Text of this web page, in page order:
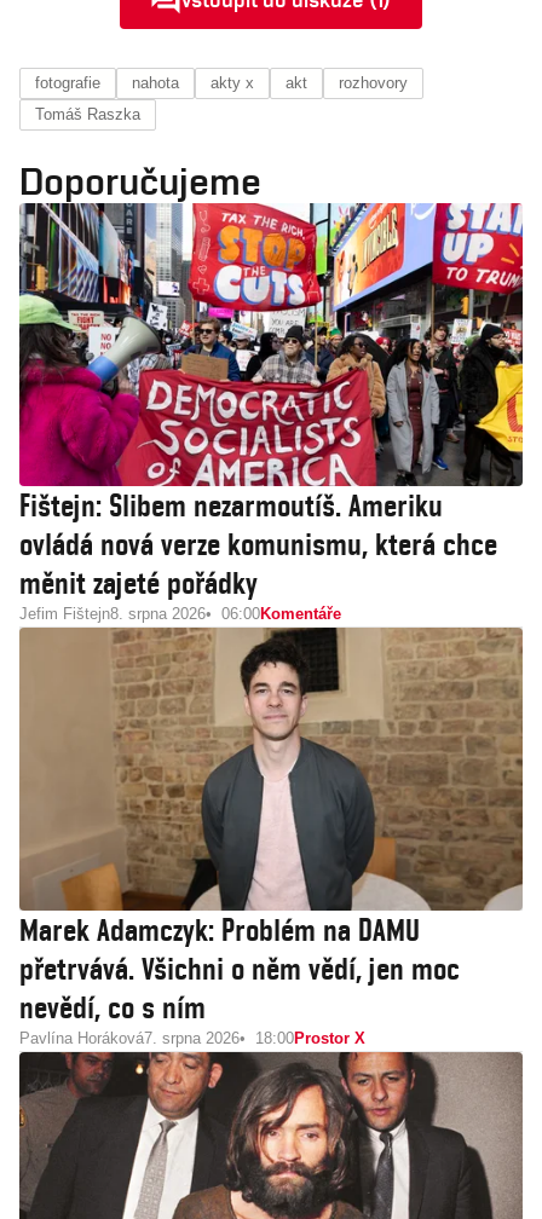
fotografie nahota akty x akt
rozhovory
Tomáš Raszka
Doporučujeme
Fištejn: Slibem nezarmoutíš. Ameriku
ovládá nová verze komunismu, která chce
měnit zajeté pořádky
Jefim Fištejn8. srpna 2026 06:00Komentáře
Marek Adamczyk: Problém na DAMU
přetrvává. Všichni o něm vědí, jen moc
nevědí, co s ním
Pavlína Horáková7. srpna 2026 18:00Prostor X